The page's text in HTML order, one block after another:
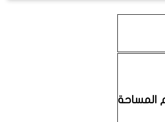
المساحة